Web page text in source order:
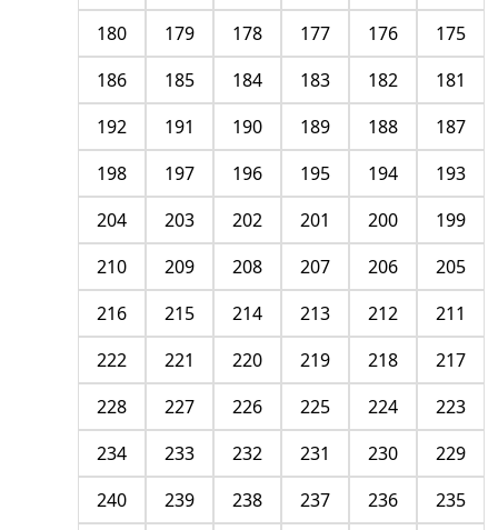
175
176
177
178
179
180
181
182
183
184
185
186
187
188
189
190
191
192
193
194
195
196
197
198
199
200
201
202
203
204
205
206
207
208
209
210
211
212
213
214
215
216
217
218
219
220
221
222
223
224
225
226
227
228
229
230
231
232
233
234
235
236
237
238
239
240